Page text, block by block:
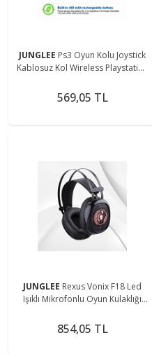
JUNGLEE Ps3 Oyun Kolu Joystick
Kablosuz Kol Wireless Playstation
569,05 TL
JUNGLEE Rexus Vonix F18 Led
Işıklı Mikrofonlu Oyun Kulaklığı
854,05 TL